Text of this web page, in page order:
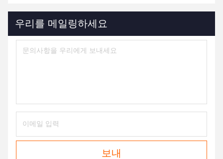
우리를 메일링하세요
보내